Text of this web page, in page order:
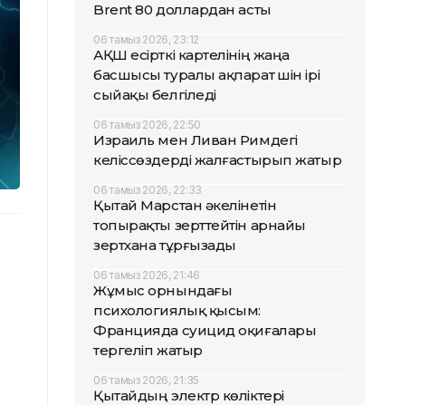
Brent 80 доллардан асты
06 тамыз 2026, 23:12
АҚШ есірткі картелінің жаңа
басшысы туралы ақпарат үшін ірі
сыйақы белгіледі
06 тамыз 2026, 22:50
Израиль мен Ливан Римдегі
келіссөздерді жалғастырып жатыр
06 тамыз 2026, 22:33
Қытай Марстан әкелінетін
топырақты зерттейтін арнайы
зертхана тұрғызады
06 тамыз 2026, 21:46
Жұмыс орнындағы
психологиялық қысым:
Францияда суицид оқиғалары
тергеліп жатыр
06 тамыз 2026, 21:35
Қытайдың электр көліктері